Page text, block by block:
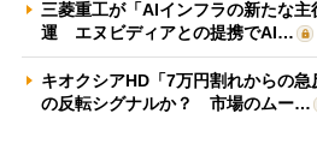
三菱重工が「AIインフラの新たな
運 エヌビディアとの提携でAI…
キオクシアHD「7万円割れからの
の反転シグナルか？ 市場のムー…